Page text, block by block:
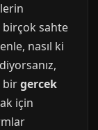
birçok sahte
nasıl ki
birgercek
için